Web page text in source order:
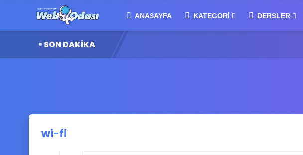
ANASAYFA KATEGORI DERSLER
SON DAKİKA
wi-fi